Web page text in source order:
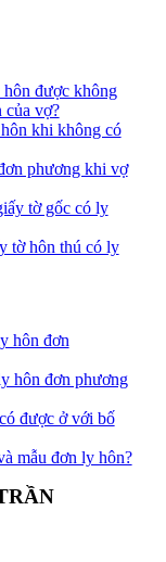
được không
vợ?
khi không có
phương khi vợ
tờ gốc có ly
tờ hôn thú có ly
hôn đơn
hôn đơn phương
được ở với bố
mẫu đơn ly hôn?